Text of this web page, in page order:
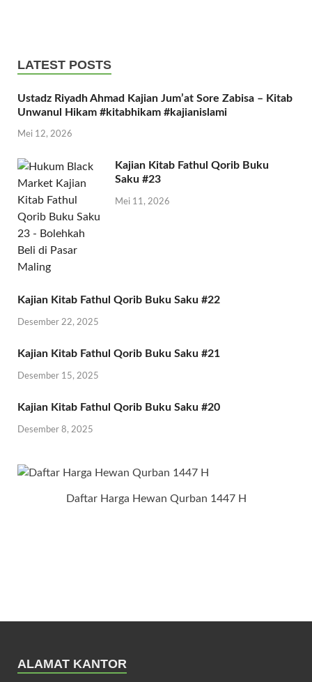
LATEST POSTS
Ustadz Riyadh Ahmad Kajian Jum’at Sore Zabisa – Kitab
Unwanul Hikam #kitabhikam #kajianislami
Mei 12, 2026
Kajian Kitab Fathul Qorib Buku
Saku #23
Mei 11, 2026
Kajian Kitab Fathul Qorib Buku Saku #22
Desember 22, 2025
Kajian Kitab Fathul Qorib Buku Saku #21
Desember 15, 2025
Kajian Kitab Fathul Qorib Buku Saku #20
Desember 8, 2025
Daftar Harga Hewan Qurban 1447 H
ALAMAT KANTOR